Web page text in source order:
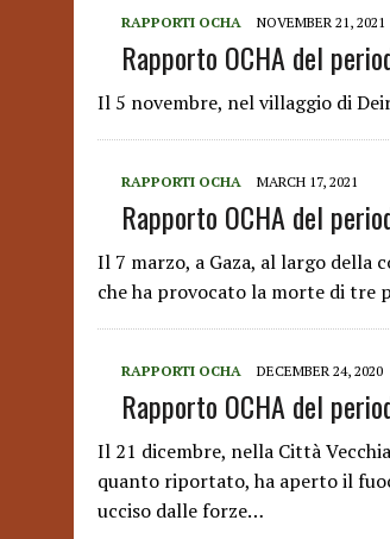
RAPPORTI OCHA NOVEMBER 21, 2021
Rapporto OCHA del
Il 5 novembre, nel villaggio di
RAPPORTI OCHA MARCH 17, 2021
Rapporto OCHA del
Il 7 marzo, a Gaza, al largo della
che ha provocato la morte di tre
RAPPORTI OCHA DECEMBER 24, 2020
Rapporto OCHA del
Il 21 dicembre, nella Città
quanto riportato, ha aperto il
ucciso dalle forze…